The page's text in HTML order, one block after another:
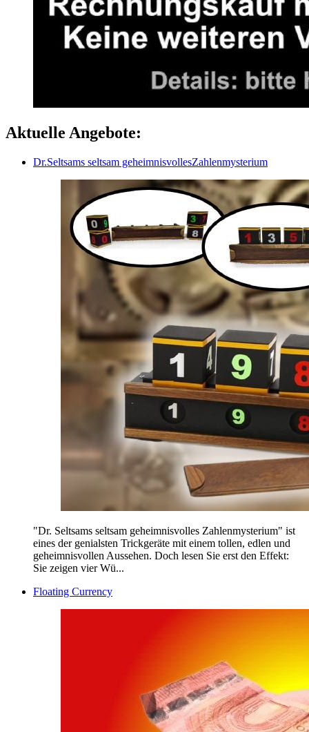
Aktuelle Angebote:
Dr.Seltsams seltsam geheimnisvollesZahlenmysterium
"Dr. Seltsams seltsam geheimnisvolles Zahlenmysterium" ist
eines der genialsten Trickgeräte mit einem tollen, edlen und
geheimnisvollen Aussehen. Doch lesen Sie erst den Effekt:
Sie zeigen vier Wü...
Floating Currency